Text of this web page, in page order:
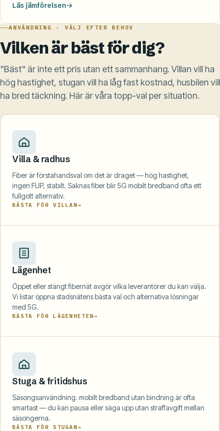
Läs jämförelsen
ANVÄNDNING · VÄLJ EFTER BEHOV
Vilken är bäst för dig?
"Bäst" är inte ett pris utan ett sammanhang. Villan vill ha
hög hastighet, stugan vill ha låg fast kostnad, husbilen vill
ha bred täckning. Här är våra topp-val per situation.
Villa & radhus
Fiber är förstahandsval om det är draget — hög hastighet,
ingen FUP, stabilt. Saknas fiber blir 5G mobilt bredband ofta ett
fullgott alternativ.
BÄSTA FÖR VILLAN
Lägenhet
Öppet eller stängt fibernät avgör vilka leverantörer du kan välja.
Vi listar öppna stadsnätens bästa val och alternativa lösningar
med 5G.
BÄSTA FÖR LÄGENHETEN
Stuga & fritidshus
Säsongsanvändning. mobilt bredband utan bindning är ofta
smartast — du kan pausa eller säga upp utan straffavgift mellan
säsongerna.
BÄSTA FÖR STUGAN